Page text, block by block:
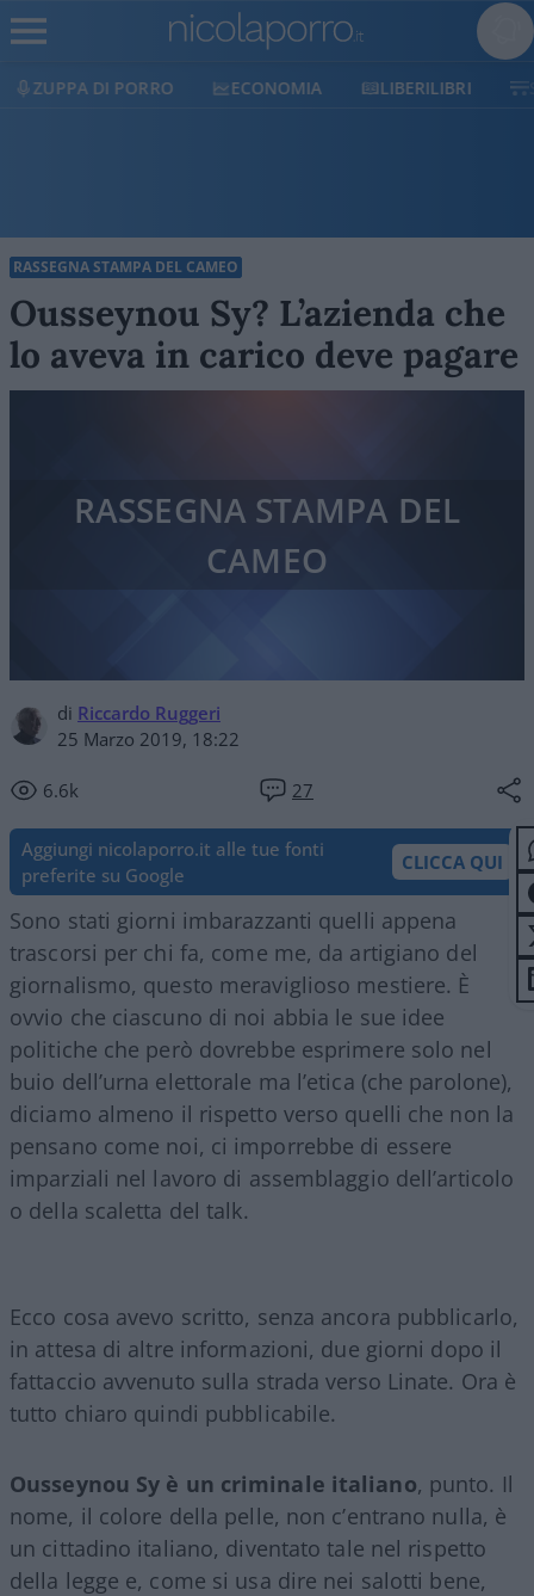
ECONOMIA LIBERILIBRI SHOP SOSTIENICI
RASSEGNA STAMPA DEL CAMEO
Ousseynou Sy? L’azienda che
lo aveva in carico deve pagare
di Riccardo Ruggeri
25 Marzo 2019, 18:22
6.6k 27
RASSEGNA STAMPA DEL
CAMEO
Aggiungi nicolaporro.it alle tue fonti
preferite su Google
CLICCA QUI
Sono stati giorni imbarazzanti quelli appena
trascorsi per chi fa, come me, da artigiano del
giornalismo, questo meraviglioso mestiere. È
ovvio che ciascuno di noi abbia le sue idee
politiche che però dovrebbe esprimere solo nel
buio dell’urna elettorale ma l’etica (che parolone),
diciamo almeno il rispetto verso quelli che non la
pensano come noi, ci imporrebbe di essere
imparziali nel lavoro di assemblaggio dell’articolo
o della scaletta del talk.
Ecco cosa avevo scritto, senza ancora pubblicarlo,
in attesa di altre informazioni, due giorni dopo il
fattaccio avvenuto sulla strada verso Linate. Ora è
tutto chiaro quindi pubblicabile.
Ousseynou Sy è un criminale italiano, punto. Il
nome, il colore della pelle, non c’entrano nulla, è
un cittadino italiano, diventato tale nel rispetto
della legge e, come si usa dire nei salotti bene,